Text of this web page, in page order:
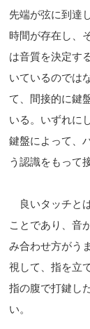
先端が弦に到達
時間が存在し、
は音質を決定す
いているのでは
て、間接的に鍵
いる。いずれに
鍵盤によって、
う認識をもって
良いタッチと
ことであり、音
み合わせ方がう
視して、指を立
指の腹で打鍵し
い。